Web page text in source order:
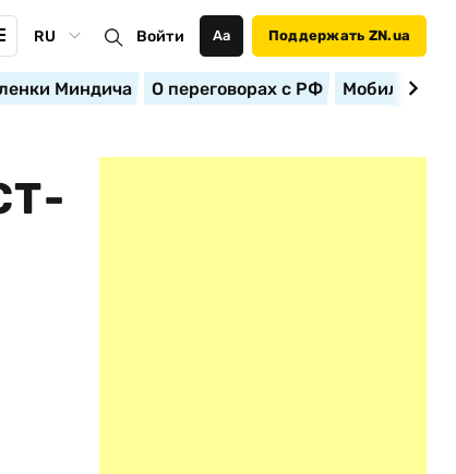
RU Войти Аа Поддержать ZN.ua
Миндича О переговорах с РФ